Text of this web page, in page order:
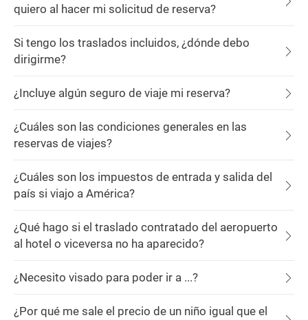
quiero al hacer mi solicitud de reserva?
Si tengo los traslados incluidos, ¿dónde debo
dirigirme?
¿Incluye algún seguro de viaje mi reserva?
¿Cuáles son las condiciones generales en las
reservas de viajes?
¿Cuáles son los impuestos de entrada y salida del
país si viajo a América?
¿Qué hago si el traslado contratado del aeropuerto
al hotel o viceversa no ha aparecido?
¿Necesito visado para poder ir a ...?
¿Por qué me sale el precio de un niño igual que el